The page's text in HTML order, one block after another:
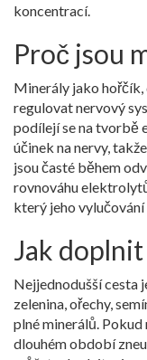
koncentrací.
Proč jsou
Minerály jako hořčík,
regulovat nervový
podílejí se na tvorbě
účinek na nervy,
jsou časté během
rovnováhu
který jeho vylučování
Jak
Nejjednodušší cesta
zelenina, ořechy,
plné minerálů.
dlouhém období